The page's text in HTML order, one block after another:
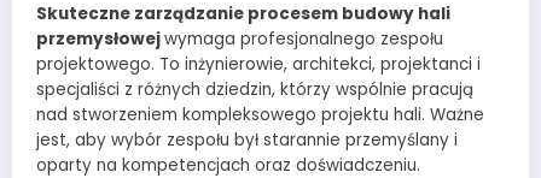
Skuteczne zarządzanie procesem budowy hali
przemysłowejwymaga profesjonalnego zespołu
projektowego. To inżynierowie, architekci, projektanci i
specjaliści z różnych dziedzin, którzy wspólnie pracują
nad stworzeniem kompleksowego projektu hali. Ważne
jest, aby wybór zespołu był starannie przemyślany i
oparty na kompetencjach oraz doświadczeniu.